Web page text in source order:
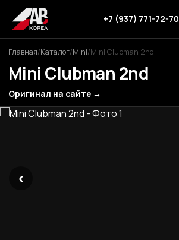
+7 (937) 771-72-70
Главная/Каталог/Mini/Mini Clubman 2nd
Mini Clubman 2nd
Оригинал на сайте →
‹